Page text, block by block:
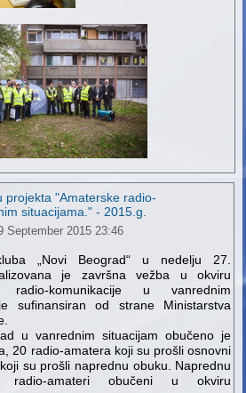
projekta "Amaterske radio-
situacijama." - 2015.g.
September 2015 23:46
„Novi Beograd“ u nedelju 27.
je završna vežba u okviru
radio-komunikacije u vanrednim
sufinansiran od strane Ministarstva
u vanrednim situacijam obučeno je
20 radio-amatera koji su prošli osnovni
su prošli naprednu obuku. Naprednu
amateri obučeni u okviru